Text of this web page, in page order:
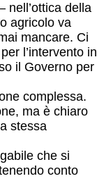
nell’ottica della
agricolo va
mancare. Ci
l’intervento in
il Governo per
complessa.
ma è chiaro
stessa
che si
conto